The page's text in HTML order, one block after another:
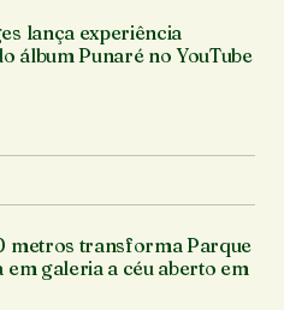
lança experiência
álbum Punaré no YouTube
metros transforma Parque
em galeria a céu aberto em